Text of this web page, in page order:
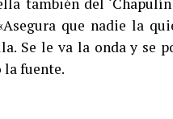
que nadie la
Se le va la onda y se
la fuente.